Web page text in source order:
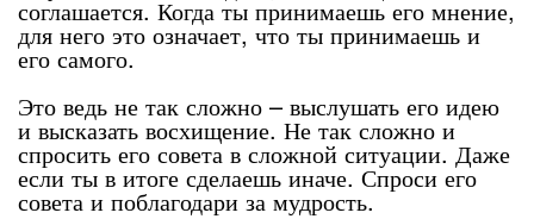
соглашается. Когда ты принимаешь его мнение,
для него это означает, что ты принимаешь и
его самого.
Это ведь не так сложно – выслушать его идею
и высказать восхищение. Не так сложно и
спросить его совета в сложной ситуации. Даже
если ты в итоге сделаешь иначе. Спроси его
совета и поблагодари за мудрость.